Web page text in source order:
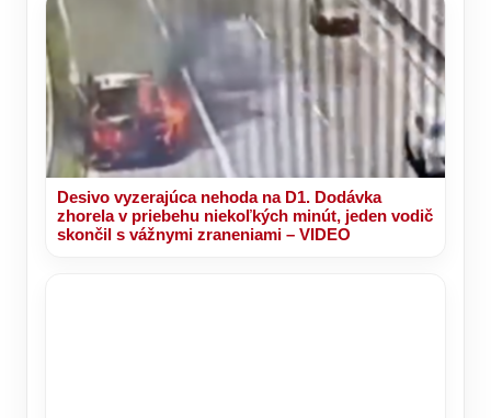
Desivo vyzerajúca nehoda na D1. Dodávka
zhorela v priebehu niekoľkých minút, jeden vodič
skončil s vážnymi zraneniami – VIDEO